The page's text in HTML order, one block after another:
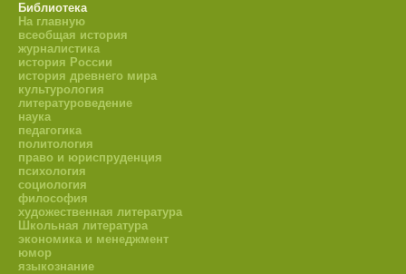
Библиотека
На главную
всеобщая история
журналистика
история России
история древнего мира
культурология
литературоведение
наука
педагогика
политология
право и юриспруденция
психология
социология
философия
художественная литература
Школьная литература
экономика и менеджмент
юмор
языкознание